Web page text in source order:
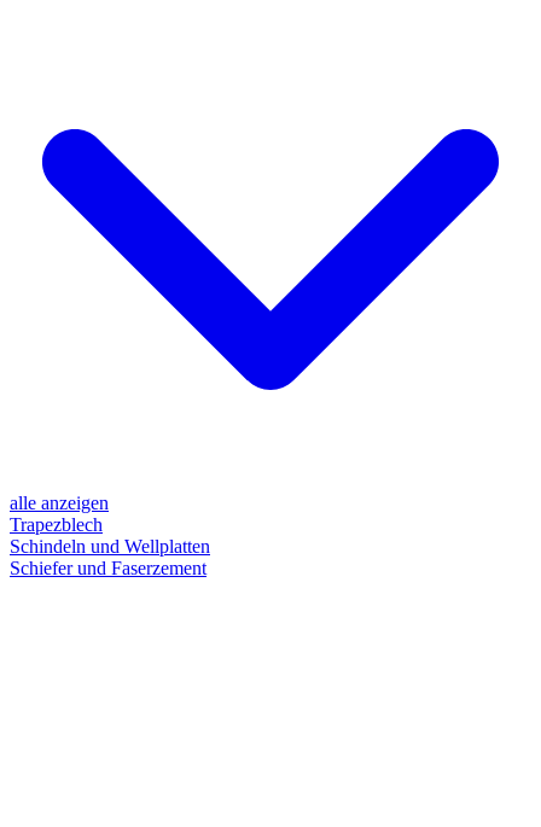
alle anzeigen
Trapezblech
Schindeln und Wellplatten
Schiefer und Faserzement